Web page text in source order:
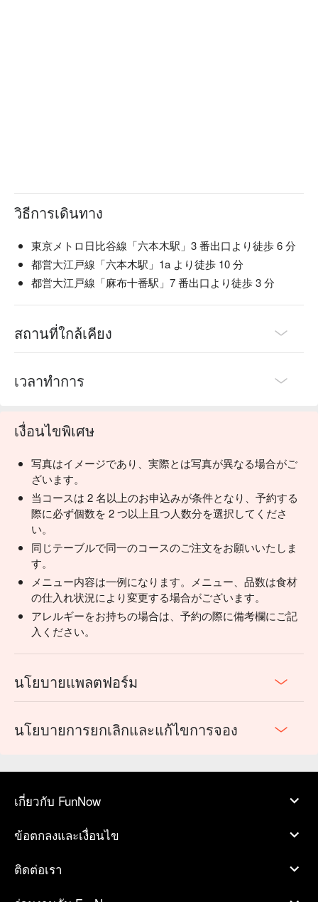
วิธีการเดินทาง
東京メトロ日比谷線「六本木駅」3 番出口より徒歩 6 分
都営大江戸線「六本木駅」1a より徒歩 10 分
都営大江戸線「麻布十番駅」7 番出口より徒歩 3 分
สถานที่ใกล้เคียง
เวลาทำการ
เงื่อนไขพิเศษ
写真はイメージであり、実際とは写真が異なる場合がご
ざいます。
当コースは 2 名以上のお申込みが条件となり、予約する
際に必ず個数を 2 つ以上且つ人数分を選択してくださ
い。
同じテーブルで同一のコースのご注文をお願いいたしま
す。
メニュー内容は一例になります。メニュー、品数は食材
の仕入れ状況により変更する場合がございます。
アレルギーをお持ちの場合は、予約の際に備考欄にご記
入ください。
นโยบายแพลตฟอร์ม
นโยบายการยกเลิกและแก้ไขการจอง
เกี่ยวกับ FunNow
ข้อตกลงและเงื่อนไข
ติดต่อเรา